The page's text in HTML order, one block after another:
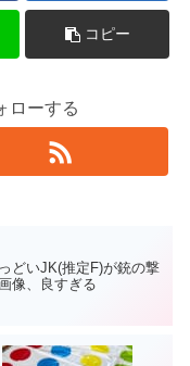
コピー
ローする
どいJK(推定F)が銃の撃
像、良すぎる